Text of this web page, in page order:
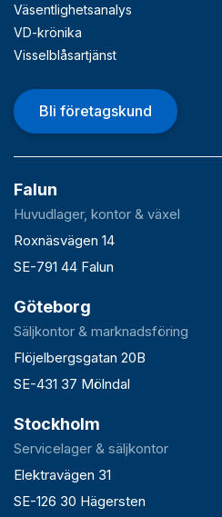
Väsentlighetsanalys
VD-krönika
Visselblåsartjänst
Bli företagskund
Falun
Huvudlager, kontor & växel
Roxnäsvägen 14
SE-791 44 Falun
Göteborg
Säljkontor & marknadsföring
Flöjelbergsgatan 20B
SE-431 37 Mölndal
Stockholm
Servicelager & säljkontor
Elektravägen 31
SE-126 30 Hägersten